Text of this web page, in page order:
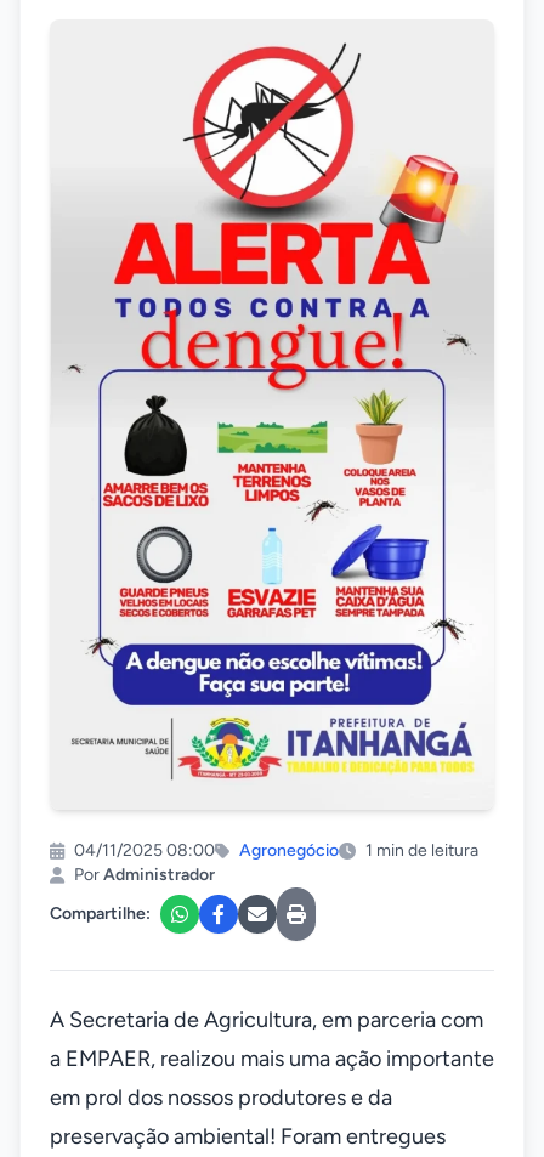
04/11/2025 08:00 Agronegócio
1 min de leitura
PorAdministrador
Compartilhe:
A Secretaria de Agricultura, em parceria com
a EMPAER, realizou mais uma ação importante
em prol dos nossos produtores e da
preservação ambiental! Foram entregues